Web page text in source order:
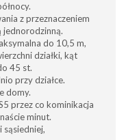
z przeznaczeniem
jednorodzinną.
do 10,5 m,
działki, kąt
45 st.
przy działce.
domy.
przez co kominikacja
minut.
sąsiedniej,